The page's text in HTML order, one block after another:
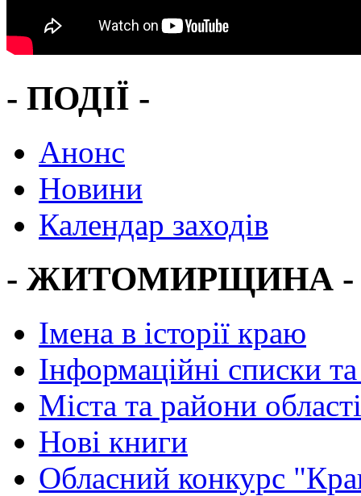
- ПОДІЇ -
Анонс
Новини
Календар заходів
- ЖИТОМИРЩИНА -
Імена в історії краю
Інформаційні списки
Міста та райони області
Нові книги
Обласний конкурс